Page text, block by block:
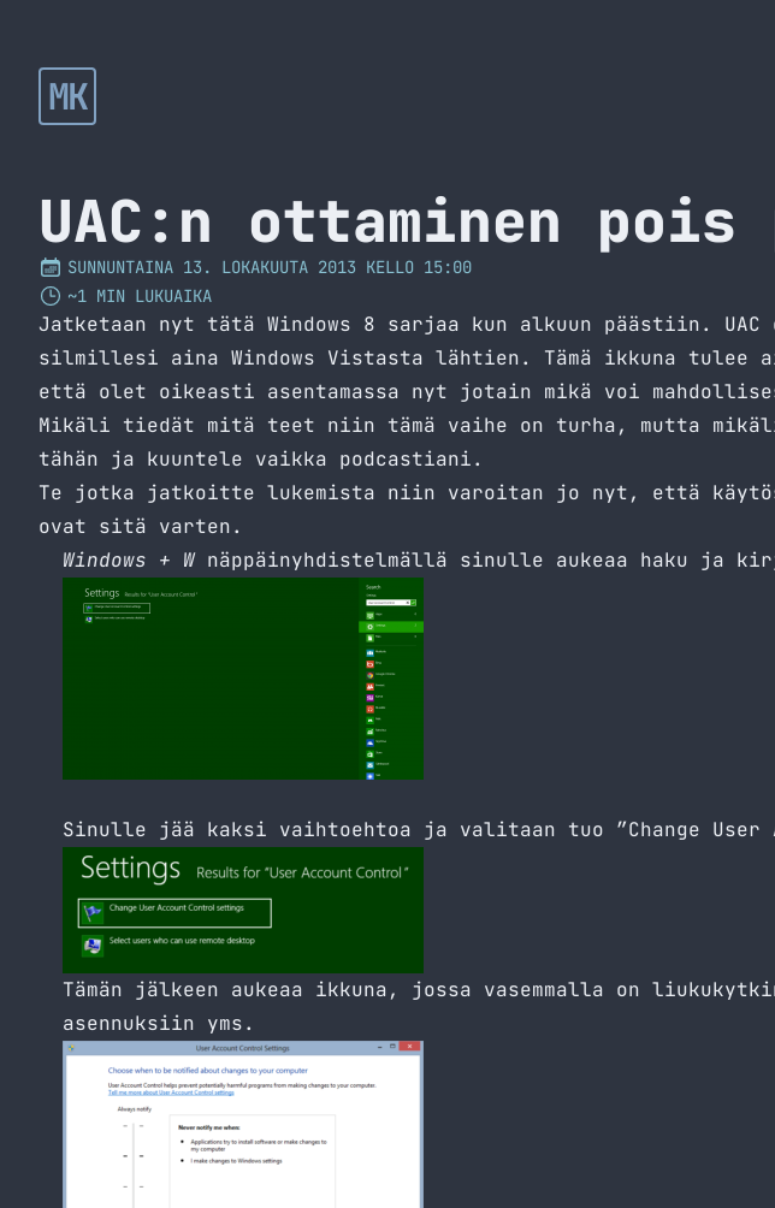
MK
UAC:n ottaminen pois
SUNNUNTAINA 13. LOKAKUUTA 2013 KELLO 15:00
~1 MIN LUKUAIKA
Jatketaan nyt tätä Windows 8 sarjaa kun alkuun päästiin.
silmillesi aina Windows Vistasta lähtien. Tämä ikkuna tulee
että olet oikeasti asentamassa nyt jotain mikä voi
Mikäli tiedät mitä teet niin tämä vaihe on turha, mutta
tähän ja kuuntele vaikka podcastiani.
Te jotka jatkoitte lukemista niin varoitan jo nyt, että
ovat sitä varten.
Windows + Wnäppäinyhdistelmällä sinulle aukeaa haku ja
Sinulle jää kaksi vaihtoehtoa ja valitaan tuo ”Change User
Tämän jälkeen aukeaa ikkuna, jossa vasemmalla on
asennuksiin yms.